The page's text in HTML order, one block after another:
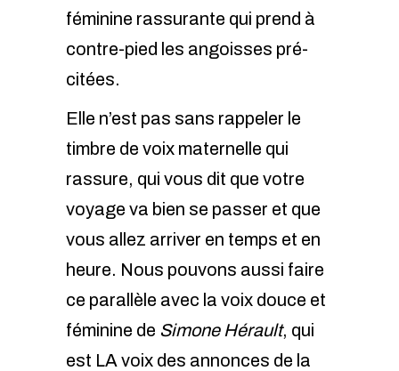
féminine rassurante qui prend à
contre-pied les angoisses pré-
citées.
Elle n’est pas sans rappeler le
timbre de voix maternelle qui
rassure, qui vous dit que votre
voyage va bien se passer et que
vous allez arriver en temps et en
heure. Nous pouvons aussi faire
ce parallèle avec la voix douce et
féminine de Simone Hérault, qui
est LA voix des annonces de la